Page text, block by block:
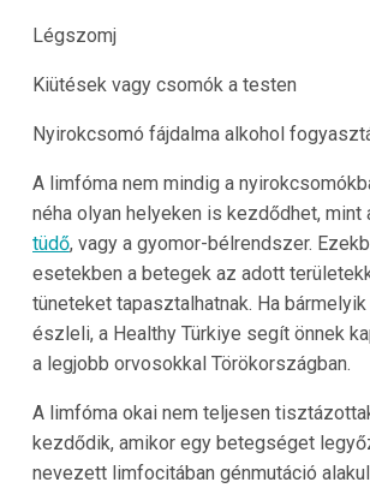
Légszomj
Kiütések vagy csomók a testen
Nyirokcsomó fájdalma alkohol
A limfóma nem mindig a
néha olyan helyeken is kezdődhet, mint
tüdő, vagy a gyomor-bélrendszer.
esetekben a betegek az adott
tüneteket tapasztalhatnak. Ha
észleli, a Healthy Türkiye segít önnek
a legjobb orvosokkal Törökországban.
A limfóma okai nem teljesen
kezdődik, amikor egy betegséget
nevezett limfocitában génmutáció